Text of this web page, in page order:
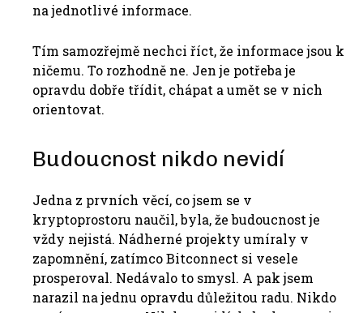
na jednotlivé informace.
Tím samozřejmě nechci říct, že informace jsou k
ničemu. To rozhodně ne. Jen je potřeba je
opravdu dobře třídit, chápat a umět se v nich
orientovat.
Budoucnost nikdo nevidí
Jedna z prvních věcí, co jsem se v
kryptoprostoru naučil, byla, že budoucnost je
vždy nejistá. Nádherné projekty umíraly v
zapomnění, zatímco Bitconnect si vesele
prosperoval. Nedávalo to smysl. A pak jsem
narazil na jednu opravdu důležitou radu. Nikdo